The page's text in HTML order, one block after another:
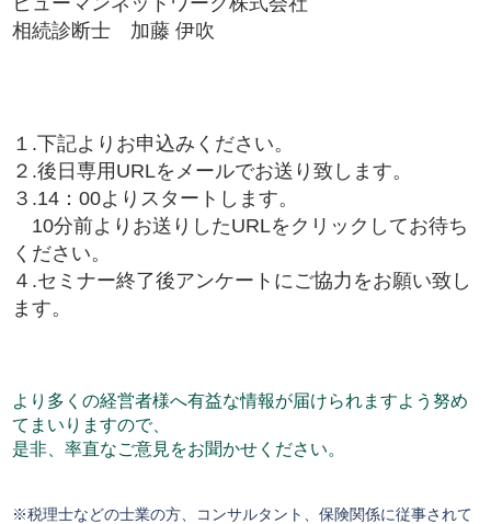
相続診断士 加藤 伊吹
１.下記よりお申込みください。
２.後日専用URLをメールでお送り致します。
３.14：00よりスタートします。
10分前よりお送りしたURLをクリックしてお待ち
ください。
４.セミナー終了後アンケートにご協力をお願い致し
ます。
より多くの経営者様へ有益な情報が届けられますよう努め
てまいりますので、
是非、率直なご意見をお聞かせください。
※税理士などの士業の方、コンサルタント、保険関係に従事されて